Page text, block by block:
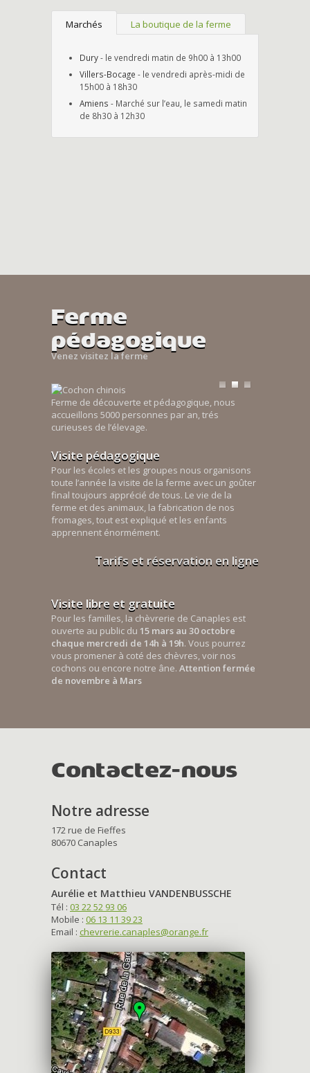
Marchés La boutique de la ferme
Dury- le vendredi matin de 9h00 à 13h00
Villers-Bocage - le vendredi après-midi de
15h00 à 18h30
Amiens - Marché sur l’eau, le samedi matin
de 8h30 à 12h30
Ferme
pédagogique
Venez visitez la ferme
Ferme de découverte et pédagogique, nous
accueillons 5000 personnes par an, trés
curieuses de l’élevage.
Visite pédagogique
Pour les écoles et les groupes nous organisons
toute l’année la visite de la ferme avec un goûter
final toujours apprécié de tous. Le vie de la
ferme et des animaux, la fabrication de nos
fromages, tout est expliqué et les enfants
apprennent énormément.
Tarifs et réservation en ligne
Visite libre et gratuite
Pour les familles, la chèvrerie de Canaples est
ouverte au public du 15 mars au 30 octobre
chaque mercredi de 14h à 19h. Vous pourrez
vous promener à coté des chèvres, voir nos
cochons ou encore notre âne. Attention fermée
de novembre à Mars
Contactez-nous
Notre adresse
172 rue de Fieffes
80670 Canaples
Contact
Aurélie et Matthieu VANDENBUSSCHE
Tél : 03 22 52 93 06
Mobile : 06 13 11 39 23
Email : chevrerie.canaples@orange.fr